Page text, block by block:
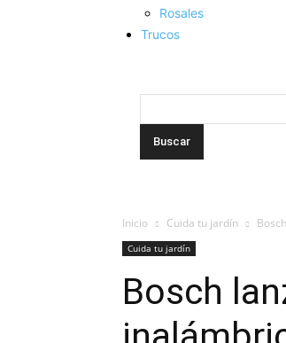
Rosales
Trucos
Inicio Cuida tu jardín
Cuida tu jardín
Bosch